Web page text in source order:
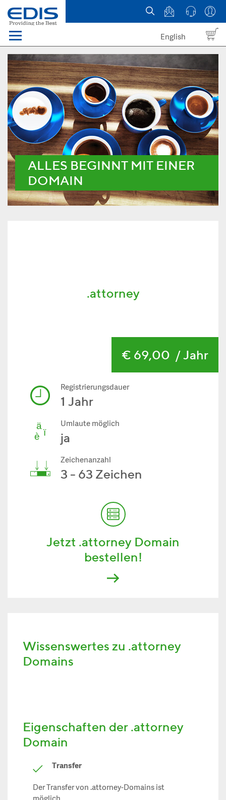
Menü
Domains
Webhosting Österreich
News
über EDIS
English
ALLES BEGINNT MIT EINER
DOMAIN
.attorney
€ 69,00 / Jahr
Registrierungsdauer
1 Jahr
Umlaute möglich
ja
Zeichenanzahl
3 - 63 Zeichen
Jetzt .attorney Domain
bestellen!
Wissenswertes zu .attorney
Domains
Eigenschaften der .attorney
Domain
Transfer
Der Transfer von .attorney-Domains ist